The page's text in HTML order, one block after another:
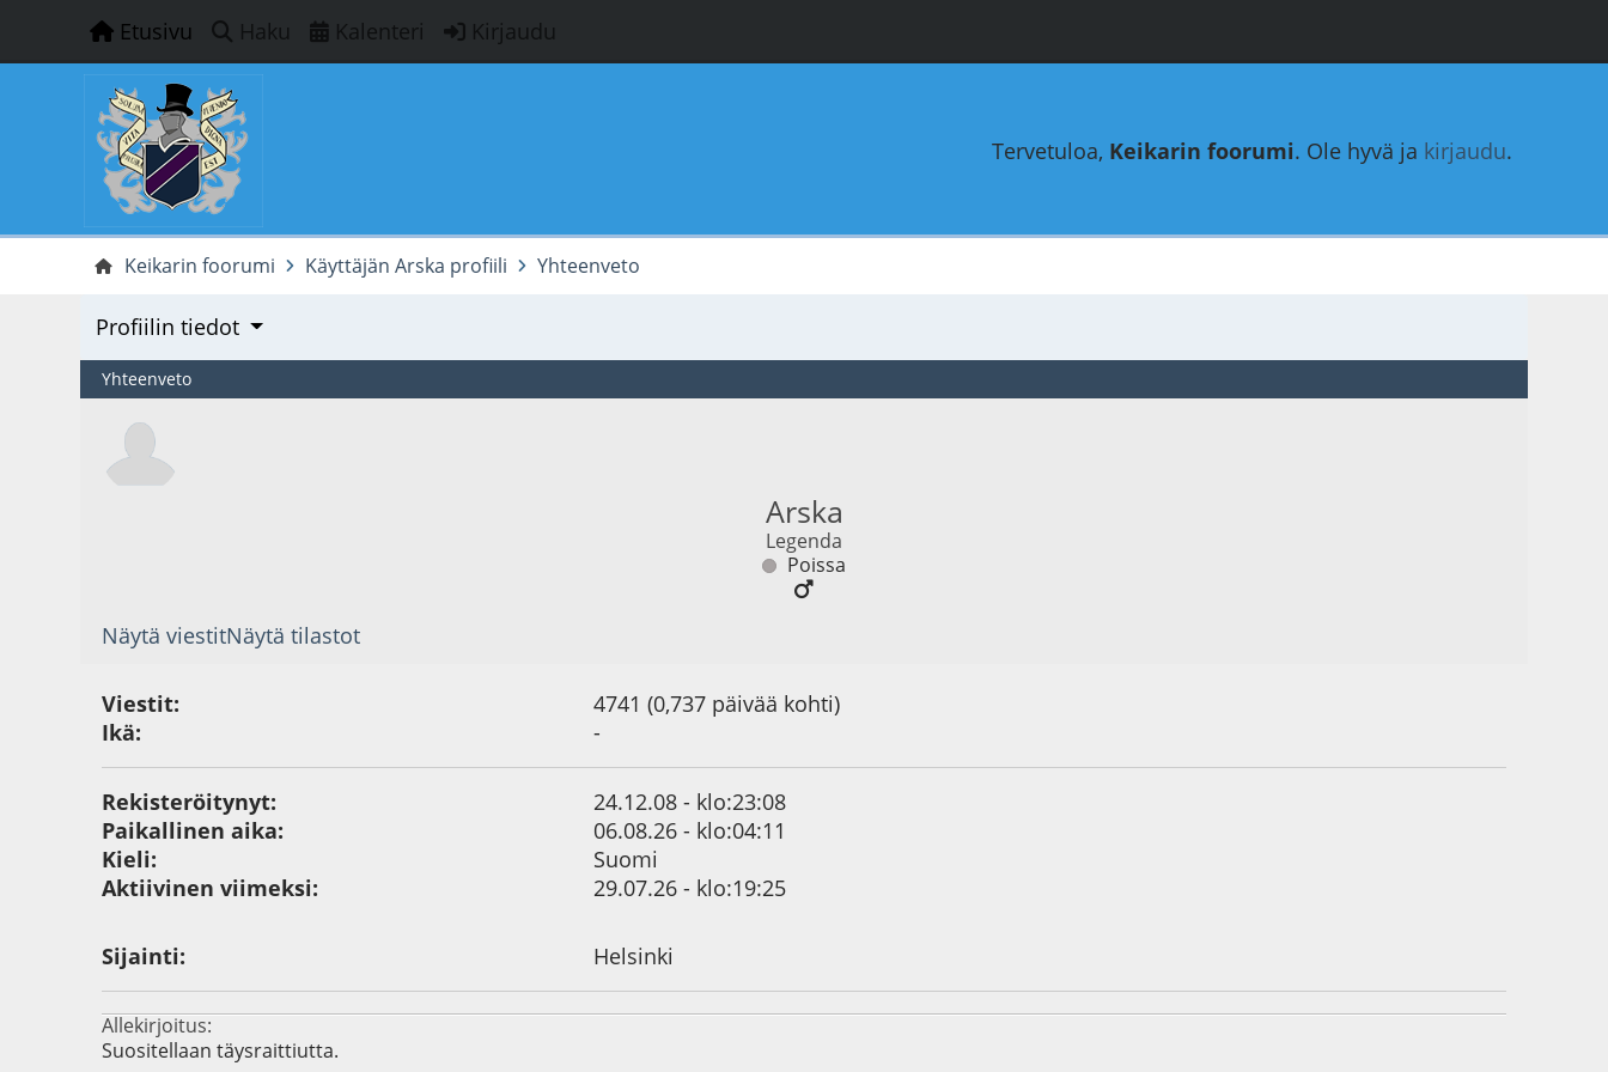
Etusivu Haku Kalenteri Kirjaudu
Tervetuloa, Keikarin foorumi. Ole hyvä ja kirjaudu.
Keikarin foorumi Käyttäjän Arska profiili Yhteenveto
Profiilin tiedot
Yhteenveto
Arska
Legenda
Poissa
Näytä viestitNäytä tilastot
Viestit:
4741 (0,737 päivää kohti)
Ikä:
-
Rekisteröitynyt:
24.12.08 - klo:23:08
Paikallinen aika:
06.08.26 - klo:04:11
Kieli:
Suomi
Aktiivinen viimeksi:
29.07.26 - klo:19:25
Sijainti: Helsinki
Allekirjoitus:
Suositellaan täysraittiutta.